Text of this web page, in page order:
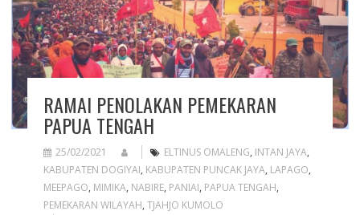
RAMAI PENOLAKAN PEMEKARAN
PAPUA TENGAH
25/02/2021 ELTINUS OMALENG, INTAN JAYA,
KABUPATEN DOGIYAI, KABUPATEN PUNCAK JAYA, LAPAGO,
MEEPAGO, MIMIKA, NABIRE, PANIAI, PAPUA TENGAH,
PEMEKARAN WILAYAH, TJAHJO KUMOLO